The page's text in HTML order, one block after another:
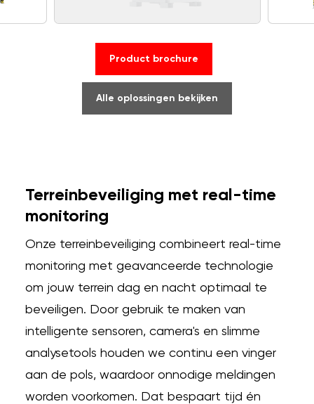
Product brochure
Alle oplossingen bekijken
Terreinbeveiliging met real-time
monitoring
Onze terreinbeveiliging combineert real-time
monitoring met geavanceerde technologie
om jouw terrein dag en nacht optimaal te
beveiligen. Door gebruik te maken van
intelligente sensoren, camera's en slimme
analysetools houden we continu een vinger
aan de pols, waardoor onnodige meldingen
worden voorkomen. Dat bespaart tijd én